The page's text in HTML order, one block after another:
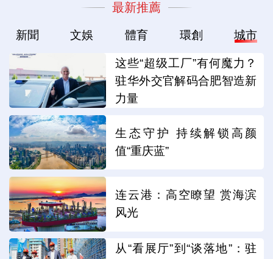
最新推薦
新聞 文娛 體育 環創 城市
这些“超级工厂”有何魔力？
驻华外交官解码合肥智造新
力量
生态守护 持续解锁高颜
值“重庆蓝”
连云港：高空瞭望 赏海滨
风光
从“看展厅”到“谈落地”：驻